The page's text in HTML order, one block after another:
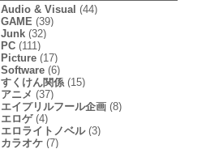
Audio & Visual (44)
GAME (39)
Junk(32)
PC(111)
Picture(17)
Software(6)
すくけん関係(15)
アニメ (37)
エイプリルフール企画(8)
エロゲ(4)
エロライトノベル(3)
カラオケ(7)